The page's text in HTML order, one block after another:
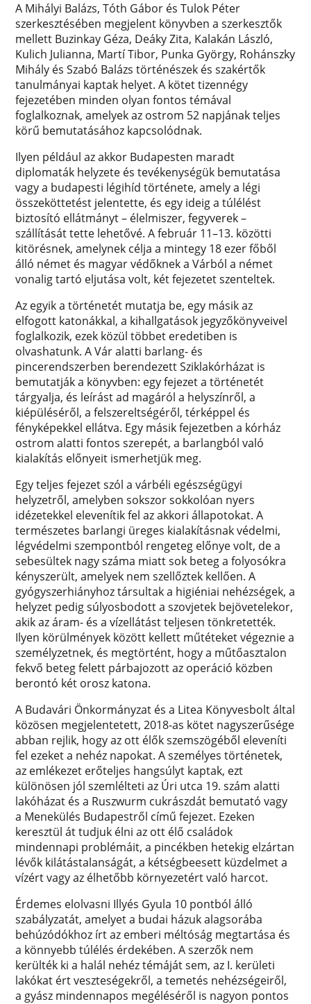
A Mihályi Balázs, Tóth Gábor és Tulok Péter
szerkesztésében megjelent könyvben a szerkesztők
mellett Buzinkay Géza, Deáky Zita, Kalakán László,
Kulich Julianna, Martí Tibor, Punka György, Rohánszky
Mihály és Szabó Balázs történészek és szakértők
tanulmányai kaptak helyet. A kötet tizennégy
fejezetében minden olyan fontos témával
foglalkoznak, amelyek az ostrom 52 napjának teljes
körű bemutatásához kapcsolódnak.
Ilyen például az akkor Budapesten maradt
diplomaták helyzete és tevékenységük bemutatása
vagy a budapesti légihíd története, amely a légi
összeköttetést jelentette, és egy ideig a túlélést
biztosító ellátmányt – élelmiszer, fegyverek –
szállítását tette lehetővé. A február 11–13. közötti
kitörésnek, amelynek célja a mintegy 18 ezer főből
álló német és magyar védőknek a Várból a német
vonalig tartó eljutása volt, két fejezetet szenteltek.
Az egyik a történetét mutatja be, egy másik az
elfogott katonákkal, a kihallgatások jegyzőkönyveivel
foglalkozik, ezek közül többet eredetiben is
olvashatunk. A Vár alatti barlang- és
pincerendszerben berendezett Sziklakórházat is
bemutatják a könyvben: egy fejezet a történetét
tárgyalja, és leírást ad magáról a helyszínről, a
kiépüléséről, a felszereltségéről, térképpel és
fényképekkel ellátva. Egy másik fejezetben a kórház
ostrom alatti fontos szerepét, a barlangból való
kialakítás előnyeit ismerhetjük meg.
Egy teljes fejezet szól a várbéli egészségügyi
helyzetről, amelyben sokszor sokkolóan nyers
idézetekkel elevenítik fel az akkori állapotokat. A
természetes barlangi üreges kialakításnak védelmi,
légvédelmi szempontból rengeteg előnye volt, de a
sebesültek nagy száma miatt sok beteg a folyosókra
kényszerült, amelyek nem szellőztek kellően. A
gyógyszerhiányhoz társultak a higiéniai nehézségek, a
helyzet pedig súlyosbodott a szovjetek bejövetelekor,
akik az áram- és a vízellátást teljesen tönkretették.
Ilyen körülmények között kellett műtéteket végeznie a
személyzetnek, és megtörtént, hogy a műtőasztalon
fekvő beteg felett párbajozott az operáció közben
berontó két orosz katona.
A Budavári Önkormányzat és a Litea Könyvesbolt által
közösen megjelentetett, 2018-as kötet nagyszerűsége
abban rejlik, hogy az ott élők szemszögéből eleveníti
fel ezeket a nehéz napokat. A személyes történetek,
az emlékezet erőteljes hangsúlyt kaptak, ezt
különösen jól szemlélteti az Úri utca 19. szám alatti
lakóházat és a Ruszwurm cukrászdát bemutató vagy
a Menekülés Budapestről című fejezet. Ezeken
keresztül át tudjuk élni az ott élő családok
mindennapi problémáit, a pincékben hetekig elzártan
lévők kilátástalanságát, a kétségbeesett küzdelmet a
vízért vagy az élhetőbb környezetért való harcot.
Érdemes elolvasni Illyés Gyula 10 pontból álló
szabályzatát, amelyet a budai házuk alagsorába
behúzódókhoz írt az emberi méltóság megtartása és
a könnyebb túlélés érdekében. A szerzők nem
kerülték ki a halál nehéz témáját sem, az I. kerületi
lakókat ért veszteségekről, a temetés nehézségeiről,
a gyász mindennapos megéléséről is nagyon pontos